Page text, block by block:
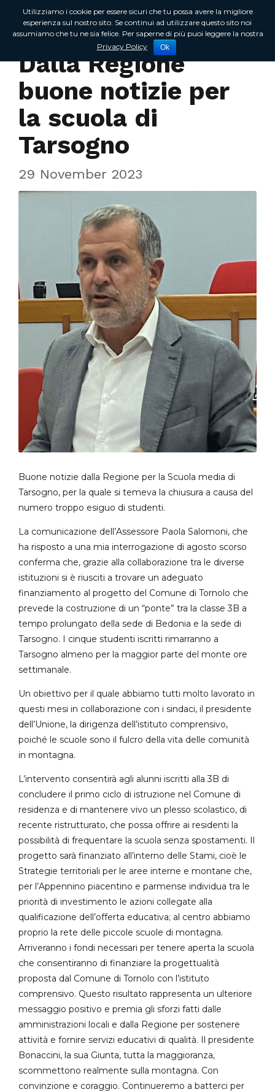
In Regione
Dalla Regione
buone notizie per
la scuola di
Tarsogno
29 November 2023
Buone notizie dalla Regione per la Scuola media di
Tarsogno, per la quale si temeva la chiusura a causa del
numero troppo esiguo di studenti.
La comunicazione dell’Assessore Paola Salomoni, che
ha risposto a una mia interrogazione di agosto scorso
conferma che, grazie alla collaborazione tra le diverse
istituzioni si è riusciti a trovare un adeguato
finanziamento al progetto del Comune di Tornolo che
prevede la costruzione di un “ponte” tra la classe 3B a
tempo prolungato della sede di Bedonia e la sede di
Tarsogno. I cinque studenti iscritti rimarranno a
Tarsogno almeno per la maggior parte del monte ore
settimanale.
Un obiettivo per il quale abbiamo tutti molto lavorato in
questi mesi in collaborazione con i sindaci, il presidente
dell’Unione, la dirigenza dell’istituto comprensivo,
poiché le scuole sono il fulcro della vita delle comunità
in montagna.
L’intervento consentirà agli alunni iscritti alla 3B di
concludere il primo ciclo di istruzione nel Comune di
residenza e di mantenere vivo un plesso scolastico, di
recente ristrutturato, che possa offrire ai residenti la
possibilità di frequentare la scuola senza spostamenti. Il
progetto sarà finanziato all’interno delle Stami, cioè le
Strategie territoriali per le aree interne e montane che,
per l’Appennino piacentino e parmense individua tra le
priorità di investimento le azioni collegate alla
qualificazione dell’offerta educativa; al centro abbiamo
proprio la rete delle piccole scuole di montagna.
Arriveranno i fondi necessari per tenere aperta la scuola
che consentiranno di finanziare la progettualità
proposta dal Comune di Tornolo con l’istituto
comprensivo. Questo risultato rappresenta un ulteriore
messaggio positivo e premia gli sforzi fatti dalle
amministrazioni locali e dalla Regione per sostenere
attività e fornire servizi educativi di qualità. Il presidente
Bonaccini, la sua Giunta, tutta la maggioranza,
scommettono realmente sulla montagna. Con
convinzione e coraggio. Continueremo a batterci per
Utilizziamo i cookie per essere sicuri che tu possa avere la migliore
esperienza sul nostro sito. Se continui ad utilizzare questo sito noi
assumiamo che tu ne sia felice. Per saperne di più puoi leggere la nostra
Privacy Policy
Ok